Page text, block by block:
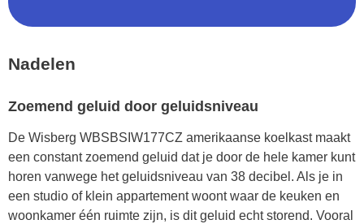
Nadelen
Zoemend geluid door geluidsniveau
De Wisberg WBSBSIW177CZ amerikaanse koelkast maakt
een constant zoemend geluid dat je door de hele kamer kunt
horen vanwege het geluidsniveau van 38 decibel. Als je in
een studio of klein appartement woont waar de keuken en
woonkamer één ruimte zijn, is dit geluid echt storend. Vooral